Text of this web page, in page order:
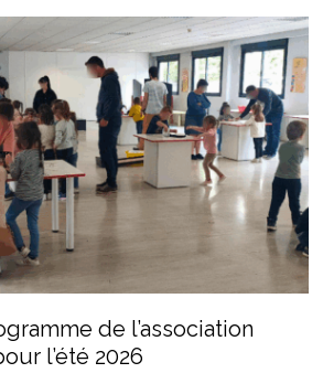
de l’association
l’été 2026